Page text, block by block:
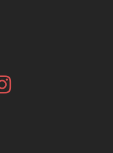
Instagram